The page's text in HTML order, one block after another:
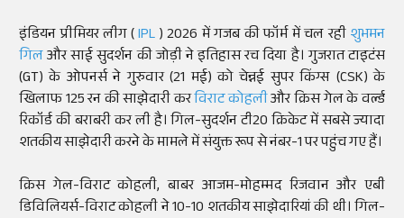
इंडियन प्रीमियर लीग (IPL) 2026 में गजब की फॉर्म में चल रहीशुभमन
गिलऔर साई सुदर्शन की जोड़ी ने इतिहास रच दिया है। गुजरात टाइटंस
(GT) के ओपनर्स ने गुरुवार (21 मई) को चेन्नई सुपर किंग्स (CSK) के
खिलाफ 125 रन की साझेदारी करविराट कोहलीऔर क्रिस गेल के वर्ल्ड
रिकॉर्ड की बराबरी कर ली है। गिल-सुदर्शन टी20 क्रिकेट में सबसे ज्यादा
शतकीय साझेदारी करने के मामले में संयुक्त रूप से नंबर-1 पर पहुंच गए हैं।
क्रिस गेल-विराट कोहली, बाबर आजम-मोहम्मद रिजवान और एबी
डिविलियर्स-विराट कोहली ने 10-10 शतकीय साझेदारियां की थी। गिल-